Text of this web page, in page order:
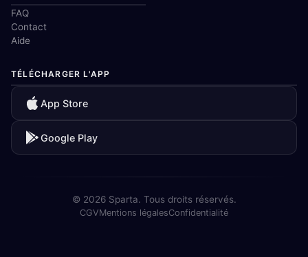
FAQ
Contact
Aide
TÉLÉCHARGER L'APP
App Store
Google Play
© 2026 Sparta. Tous droits réservés.
CGVMentions légalesConfidentialité